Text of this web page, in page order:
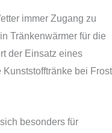
immer Zugang zu
Tränkenwärmer für die
der Einsatz eines
bei Frost
besonders für